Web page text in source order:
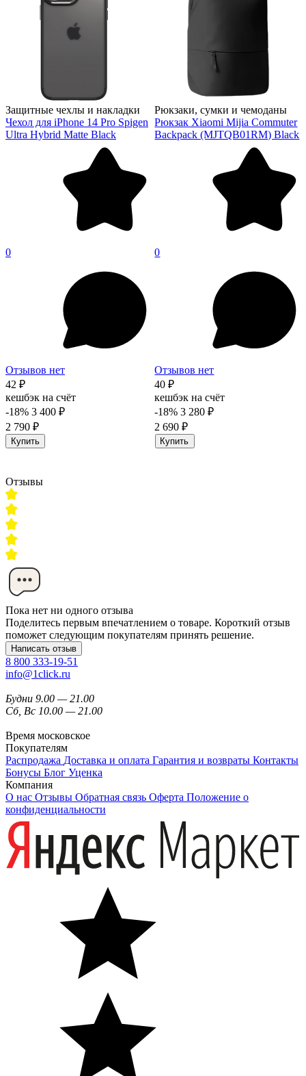
Защитные чехлы и накладки
Чехол для iPhone 14 Pro Spigen
Ultra Hybrid Matte Black
0
Отзывов нет
42 ₽
кешбэк на счёт
-18% 3 400 ₽
2 790 ₽
Купить
Рюкзаки, сумки и чемоданы
Рюкзак Xiaomi Mijia Commuter
Backpack (MJTQB01RM) Black
0
Отзывов нет
40 ₽
кешбэк на счёт
-18% 3 280 ₽
2 690 ₽
Купить
Отзывы
Пока нет ни одного отзыва
Поделитесь первым впечатлением о товаре. Короткий отзыв
поможет следующим покупателям принять решение.
Написать отзыв
8 800 333-19-51
info@1click.ru
Будни 9.00 — 21.00
Сб, Вс 10.00 — 21.00
Время московское
Покупателям
Распродажа Доставка и оплата Гарантия и возвраты Контакты
Бонусы Блог Уценка
Компания
О нас Отзывы Обратная связь Оферта Положение о
конфиденциальности